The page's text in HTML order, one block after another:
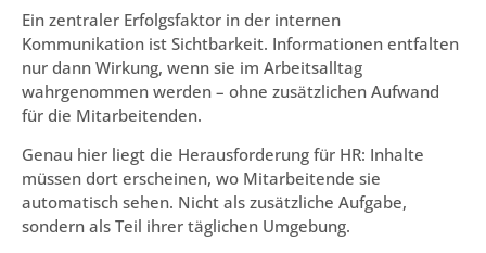
Ein zentraler Erfolgsfaktor in der internen
Kommunikation ist Sichtbarkeit. Informationen entfalten
nur dann Wirkung, wenn sie im Arbeitsalltag
wahrgenommen werden – ohne zusätzlichen Aufwand
für die Mitarbeitenden.
Genau hier liegt die Herausforderung für HR: Inhalte
müssen dort erscheinen, wo Mitarbeitende sie
automatisch sehen. Nicht als zusätzliche Aufgabe,
sondern als Teil ihrer täglichen Umgebung.